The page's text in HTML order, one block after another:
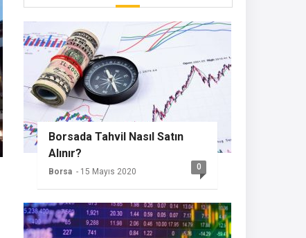
Borsada Tahvil Nasıl Satın
Alınır?
Borsa - 15 Mayıs 2020 0